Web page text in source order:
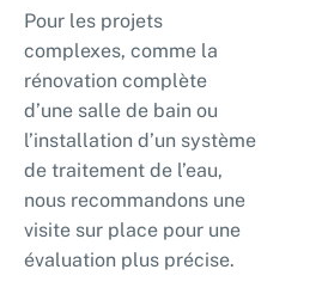
Pour les projets
complexes, comme la
rénovation complète
d’une salle de bain ou
l’installation d’un système
de traitement de l’eau,
nous recommandons une
visite sur place pour une
évaluation plus précise.